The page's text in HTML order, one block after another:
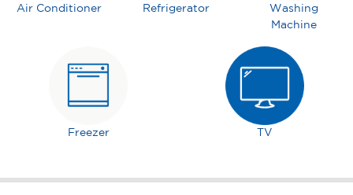
Air Conditioner Refrigerator
Washing
Machine
Freezer TV